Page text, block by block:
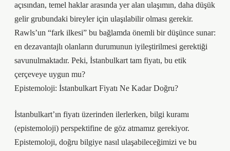
açısından, temel haklar arasında yer alan ulaşımın, daha düşük
gelir grubundaki bireyler için ulaşılabilir olması gerekir.
Rawls’un “fark ilkesi” bu bağlamda önemli bir düşünce sunar:
en dezavantajlı olanların durumunun iyileştirilmesi gerektiği
savunulmaktadır. Peki, İstanbulkart tam fiyatı, bu etik
çerçeveye uygun mu?
Epistemoloji: İstanbulkart Fiyatı Ne Kadar Doğru?
İstanbulkart’ın fiyatı üzerinden ilerlerken, bilgi kuramı
(epistemoloji) perspektifine de göz atmamız gerekiyor.
Epistemoloji, doğru bilgiye nasıl ulaşabileceğimizi ve bu